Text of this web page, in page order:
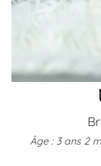
Âge : 3 ans 2